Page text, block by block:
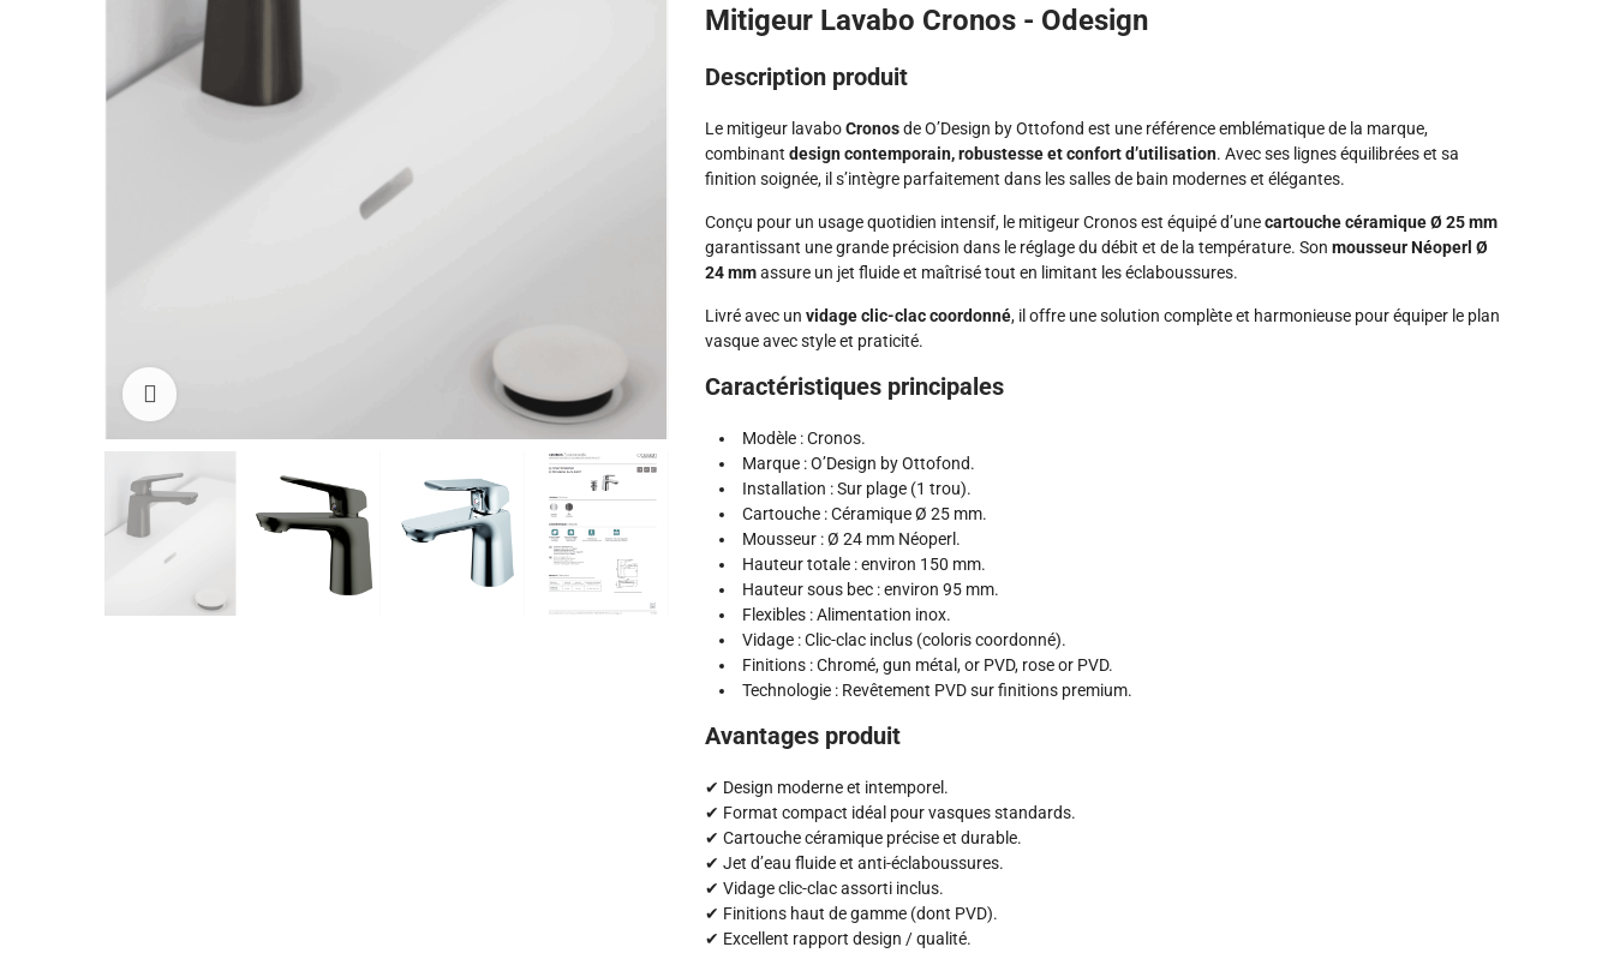
Mitigeur Lavabo Cronos - Odesign
Description produit
Le mitigeur lavaboCronosde O’Design by Ottofond est une référence emblématique de la marque,
combinant design contemporain, robustesse et confort d’utilisation. Avec ses lignes équilibrées et sa
finition soignée, il s’intègre parfaitement dans les salles de bain modernes et élégantes.
Conçu pour un usage quotidien intensif, le mitigeur Cronos est équipé d’unecartouche céramique Ø 25 mm
garantissant une grande précision dans le réglage du débit et de la température. Son mousseur Néoperl Ø
24 mmassure un jet fluide et maîtrisé tout en limitant les éclaboussures.
Livré avec un vidage clic-clac coordonné, il offre une solution complète et harmonieuse pour équiper le plan
vasque avec style et praticité.
Caractéristiques principales
Modèle : Cronos.
Marque : O’Design by Ottofond.
Installation : Sur plage (1 trou).
Cartouche : Céramique Ø 25 mm.
Mousseur : Ø 24 mm Néoperl.
Hauteur totale : environ 150 mm.
Hauteur sous bec : environ 95 mm.
Flexibles : Alimentation inox.
Vidage : Clic-clac inclus (coloris coordonné).
Finitions : Chromé, gun métal, or PVD, rose or PVD.
Technologie : Revêtement PVD sur finitions premium.
Avantages produit
✔ Design moderne et intemporel.
✔ Format compact idéal pour vasques standards.
✔ Cartouche céramique précise et durable.
✔ Jet d’eau fluide et anti-éclaboussures.
✔ Vidage clic-clac assorti inclus.
✔ Finitions haut de gamme (dont PVD).
✔ Excellent rapport design / qualité.